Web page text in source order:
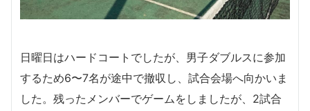
日曜日はハードコートでしたが、男子ダブルスに参加
するため6〜7名が途中で撤収し、試合会場へ向かいま
した。残ったメンバーでゲームをしましたが、2試合